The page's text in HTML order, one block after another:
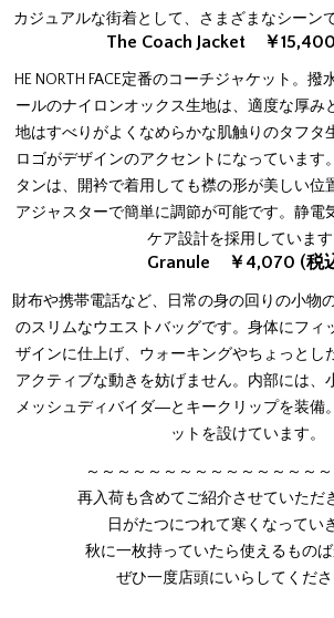
カジュアルな街着として、さまざまなシーン
The Coach Jacket ￥
HE NORTH FACE定番のコーチジャケット。
ールのナイロンオックス生地は、適度な厚み
地はすべりがよくなめらかな肌触りのタフタ
ロゴがデザインのアクセントになっています
タンは、開衿で着用しても襟の形が美しい位
アジャスターで簡単に調節が可能です。静電
ケア設計を採用しています
Granule ￥4,070 (税
財布や携帯電話など、日常の身の回りの小物
のスリムなウエストバッグです。身体にフィ
ザインに仕上げ、ウォーキングやちょっとし
アクティブな動きを妨げません。内部には、
メッシュディバイダ―とキークリップを装備
ットを設けています。
～～～～～～～～～～～～～～～
再入荷も含めてご紹介させていただ
日がたつにつれて寒くなってい
秋に一枚持っていたら使えるものば
ぜひ一度店頭にいらしてくださ